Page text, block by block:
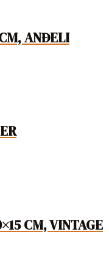
ANĐELI
CM, VINTAGE